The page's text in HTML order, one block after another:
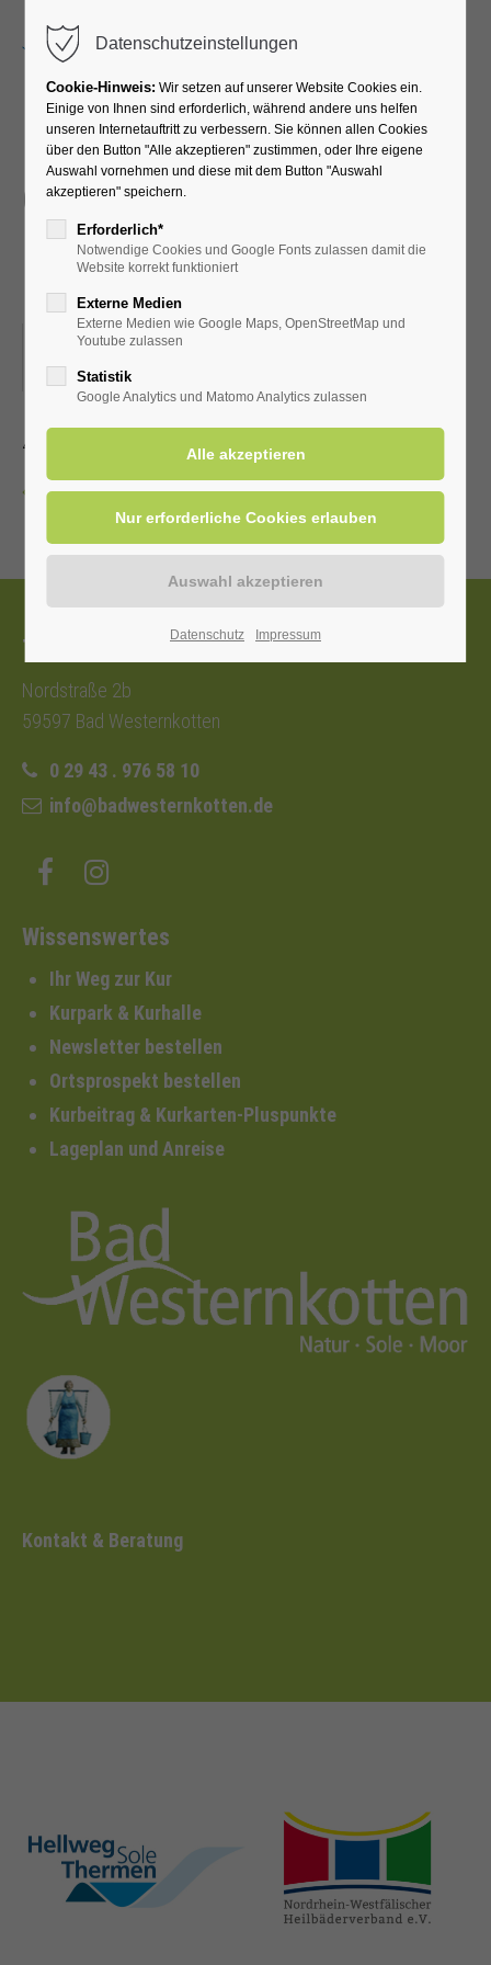
Mittwochswanderung mit
dem Sauerländischen
Gebirgsverein - Erwitte
Ost
01.04.2026, 14:00
ORT: TREFFPUNKT MARKTPLATZ IN ERWITTE
4-6 km, Einkehr nach der Wanderung, Fahrgemeinschaft
Zurück
Tourist-Information
Nordstraße 2b
59597 Bad Westernkotten
0 29 43 . 976 58 10
info@badwesternkotten.de
Wissenswertes
Ihr Weg zur Kur
Kurpark & Kurhalle
Newsletter bestellen
Ortsprospekt bestellen
Kurbeitrag & Kurkarten-Pluspunkte
Lageplan und Anreise
Kontakt & Beratung
hellweg-sole-
thermen.de
heilbaeder.de
Datenschutzeinstellungen
Cookie-Hinweis: Wir setzen auf unserer Website Cookies ein.
Einige von Ihnen sind erforderlich, während andere uns helfen
unseren Internetauftritt zu verbessern. Sie können allen Cookies
über den Button "Alle akzeptieren" zustimmen, oder Ihre eigene
Auswahl vornehmen und diese mit dem Button "Auswahl
akzeptieren" speichern.
Erforderlich*
Notwendige Cookies und Google Fonts zulassen damit die
Website korrekt funktioniert
Externe Medien
Externe Medien wie Google Maps, OpenStreetMap und
Youtube zulassen
Statistik
Google Analytics und Matomo Analytics zulassen
Datenschutz Impressum